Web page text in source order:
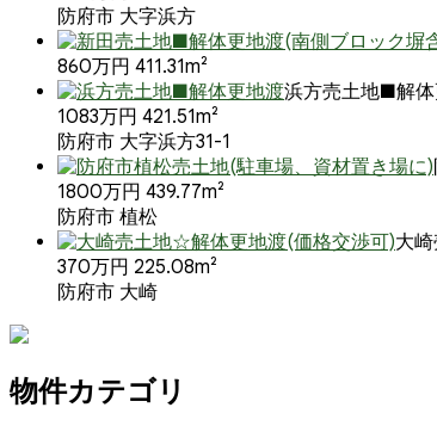
防府市 大字浜方
860万円 411.31m²
浜方売土地■解
1083万円 421.51m²
防府市 大字浜方31-1
1800万円 439.77m²
防府市 植松
大
370万円 225.08m²
防府市 大崎
物件カテゴリ